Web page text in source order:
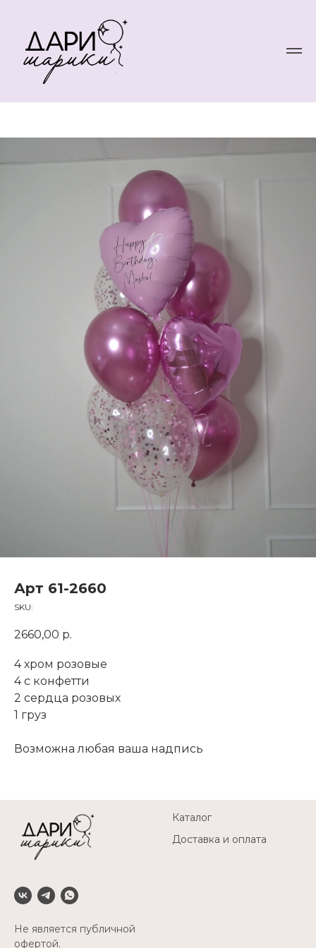
Арт 61-2660
SKU:
2660,00 р.
4 хром розовые
4 с конфетти
2 сердца розовых
1 груз
Возможна любая ваша надпись
Не является публичной
офертой.
Каталог
Доставка и оплата